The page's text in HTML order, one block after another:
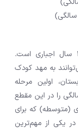
بین سنین 5 تا 16 سال اجباری است.
۳ تا ۵ سالگی می‌توانند به مهد کودک
اولین مرحله
است که کودکان از سن 5 تا 11 سالگی را در این مقطع
(متوسطه) که برای
در یکی از مهم‌ترین